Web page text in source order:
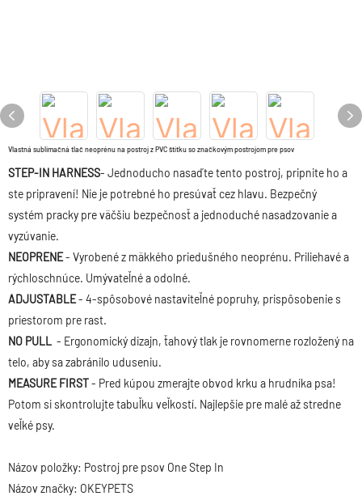
Vlastná sublimačná tlač neoprénu na postroj z PVC štítku so značkovým postrojom pre psov
STEP-IN HARNESS- Jednoducho nasaďte tento postroj, pripnite ho a
ste pripravení! Nie je potrebné ho presúvať cez hlavu. Bezpečný
systém pracky pre väčšiu bezpečnosť a jednoduché nasadzovanie a
vyzúvanie.
NEOPRENE- Vyrobené z mäkkého priedušného neoprénu. Priliehavé a
rýchloschnúce. Umývateľné a odolné.
ADJUSTABLE- 4-spôsobové nastaviteľné popruhy, prispôsobenie s
priestorom pre rast.
NO PULL - Ergonomický dizajn, ťahový tlak je rovnomerne rozložený na
telo, aby sa zabránilo uduseniu.
MEASURE FIRST- Pred kúpou zmerajte obvod krku a hrudníka psa!
Potom si skontrolujte tabuľku veľkostí. Najlepšie pre malé až stredne
veľké psy.
Názov položky: Postroj pre psov One Step In
Názov značky: OKEYPETS